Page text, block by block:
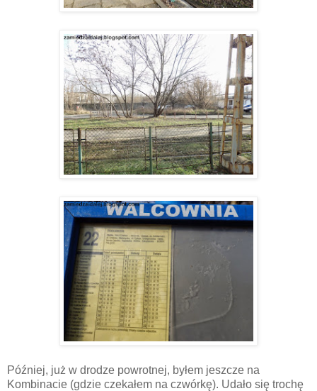
Później, już w drodze powrotnej, byłem jeszcze na
Kombinacie (gdzie czekałem na czwórkę). Udało się trochę